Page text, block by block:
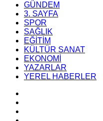
GÜNDEM
3. SAYFA
SPOR
SAĞLIK
EĞİTİM
KÜLTÜR SANAT
EKONOMİ
YAZARLAR
YEREL HABERLER